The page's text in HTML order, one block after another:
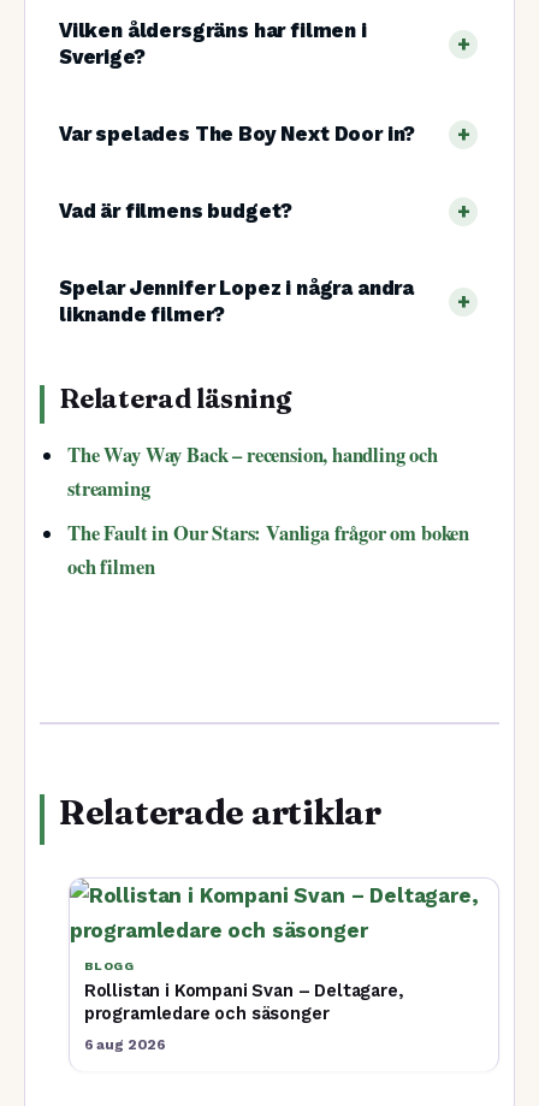
Vilken åldersgräns har filmen i
Sverige?
Var spelades The Boy Next Door in?
Vad är filmens budget?
Spelar Jennifer Lopez i några andra
liknande filmer?
Relaterad läsning
The Way Way Back – recension, handling och
streaming
The Fault in Our Stars: Vanliga frågor om boken
och filmen
Relaterade artiklar
BLOGG
Rollistan i Kompani Svan – Deltagare,
programledare och säsonger
6 aug 2026